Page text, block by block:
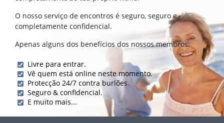
O nosso serviço de encontros é seguro, seguro e
completamente confidencial.
Apenas alguns dos benefícios dos nossos membros:
Livre para entrar.
Vê quem está online neste momento.
Protecção 24/7 contra burlões.
Seguro & confidencial.
E muito mais...